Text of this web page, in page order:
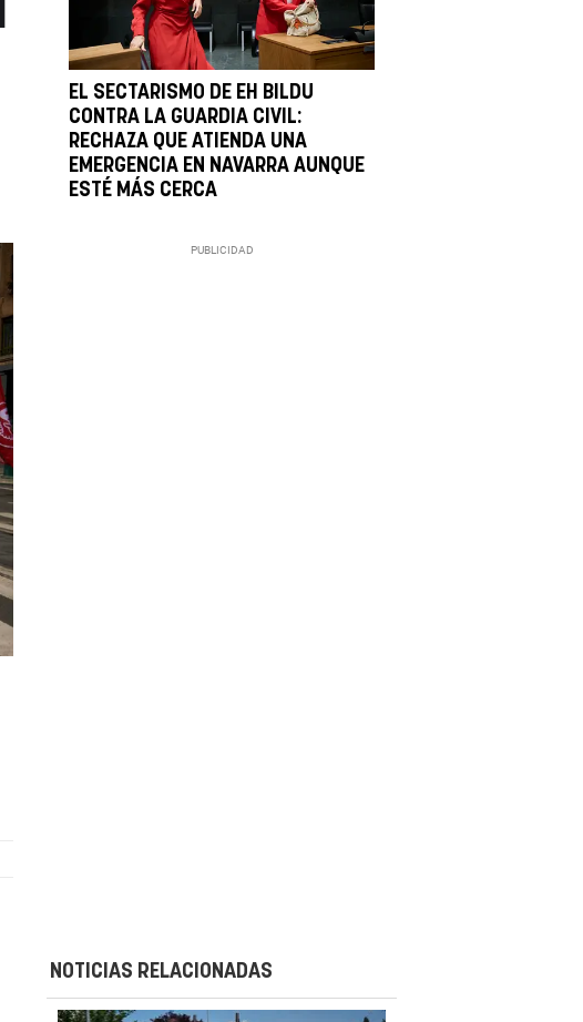
EL SECTARISMO DE EH BILDU
CONTRA LA GUARDIA CIVIL:
RECHAZA QUE ATIENDA UNA
EMERGENCIA EN NAVARRA AUNQUE
ESTÉ MÁS CERCA
NOTICIAS RELACIONADAS